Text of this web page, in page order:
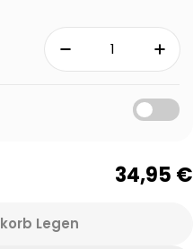
34,95 €
2 Basic Klebe-Vinyl
2010-2 Basic
Legen